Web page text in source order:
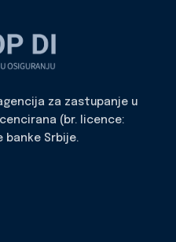
agencija za zastupanje u
(br. licence:
banke Srbije.